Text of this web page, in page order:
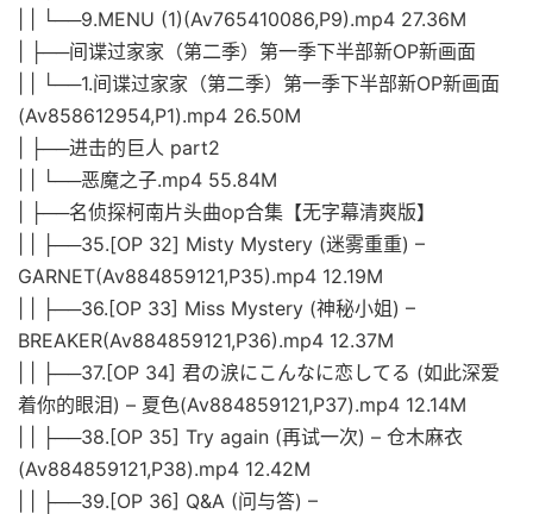
| | └──9.MENU (1)(Av765410086,P9).mp4 27.36M
| ├──间谍过家家（第二季）第一季下半部新OP新画面
| | └──1.间谍过家家（第二季）第一季下半部新OP新画面
(Av858612954,P1).mp4 26.50M
| ├──进击的巨人 part2
| | └──恶魔之子.mp4 55.84M
| ├──名侦探柯南片头曲op合集【无字幕清爽版】
| | ├──35.[OP 32] Misty Mystery (迷雾重重) –
GARNET(Av884859121,P35).mp4 12.19M
| | ├──36.[OP 33] Miss Mystery (神秘小姐) –
BREAKER(Av884859121,P36).mp4 12.37M
| | ├──37.[OP 34] 君の涙にこんなに恋してる (如此深爱
着你的眼泪) – 夏色(Av884859121,P37).mp4 12.14M
| | ├──38.[OP 35] Try again (再试一次) – 仓木麻衣
(Av884859121,P38).mp4 12.42M
| | ├──39.[OP 36] Q&A (问与答) –